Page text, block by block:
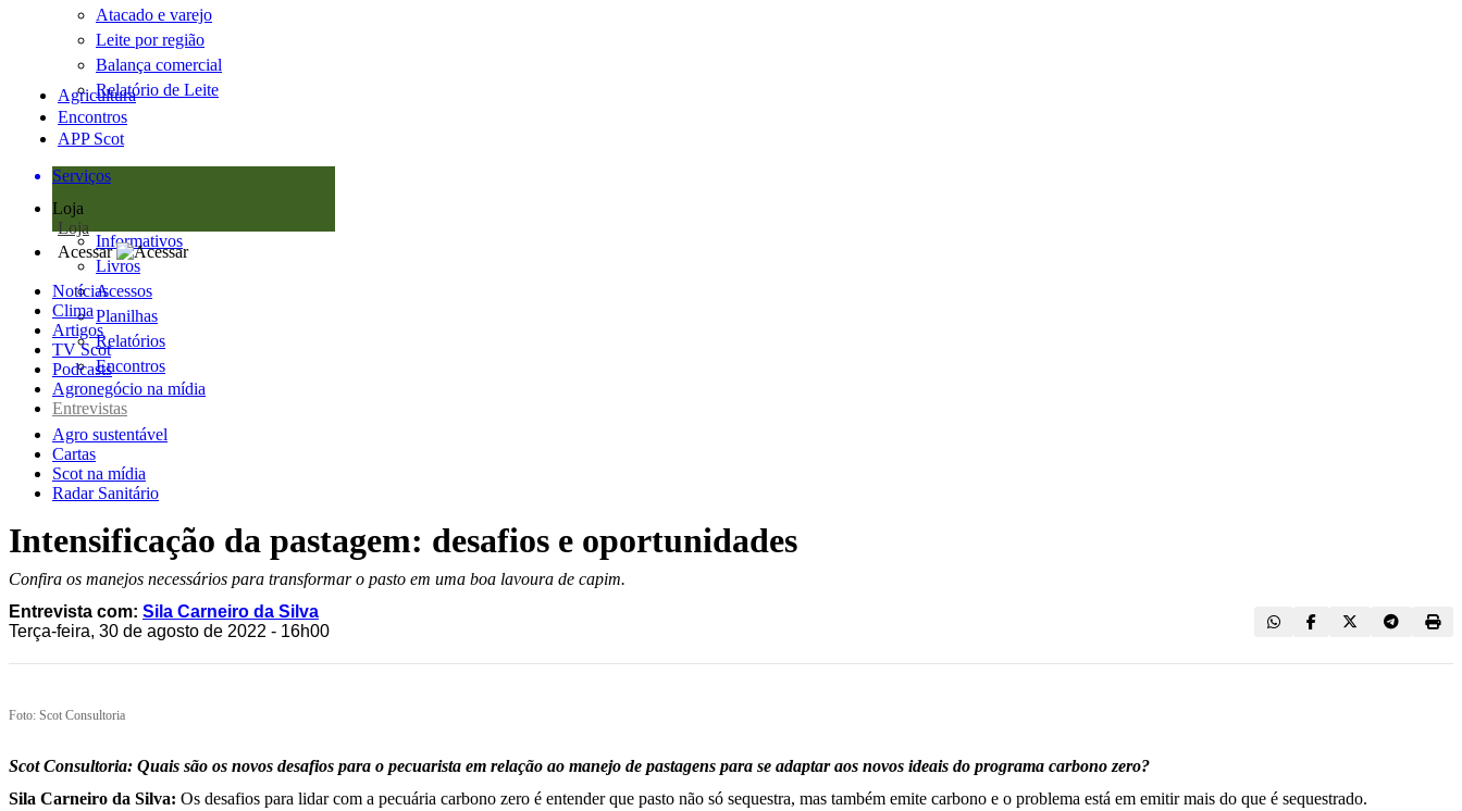
Atacado e varejo
Leite por região
Balança comercial
Relatório de Leite
Agricultura
Encontros
APP Scot
Serviços
Loja
Loja
Informativos
Livros
Acessos
Planilhas
Relatórios
Encontros
Acessar
Notícias
Clima
Artigos
TV Scot
Podcasts
Agronegócio na mídia
Entrevistas
Agro sustentável
Cartas
Scot na mídia
Radar Sanitário
Intensificação da pastagem: desafios e oportunidades
Confira os manejos necessários para transformar o pasto em uma boa lavoura de capim.
Entrevista com: Sila Carneiro da Silva
Terça-feira, 30 de agosto de 2022 - 16h00
Foto: Scot Consultoria
Scot Consultoria: Quais são os novos desafios para o pecuarista em relação ao manejo de pastagens para se adaptar aos novos ideais do programa carbono zero?
Sila Carneiro da Silva: Os desafios para lidar com a pecuária carbono zero é entender que pasto não só sequestra, mas também emite carbono e o problema está em emitir mais do que é sequestrado.